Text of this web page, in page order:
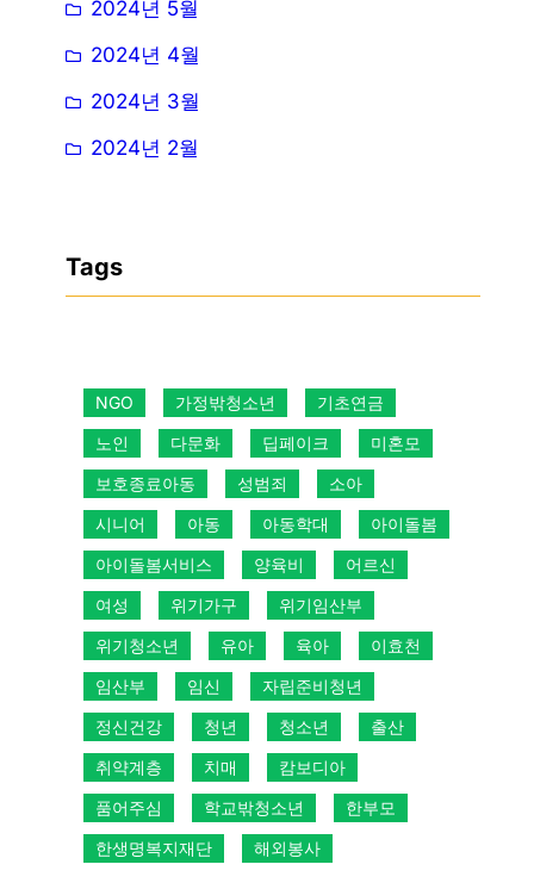
2024년 5월
2024년 4월
2024년 3월
2024년 2월
Tags
NGO 가정밖청소년
기초연금
노인
다문화 딥페이크
미혼모
보호종료아동
성범죄
소아
시니어
아동 아동학대
아이돌봄
아이돌봄서비스
양육비
어르신
여성
위기가구
위기임산부
위기청소년
유아 육아
이효천
임산부
임신
자립준비청년
정신건강
청년 청소년
출산
취약계층
치매
캄보디아
품어주심
학교밖청소년
한부모
한생명복지재단
해외봉사